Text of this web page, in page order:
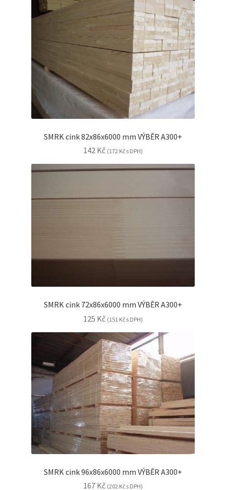
SMRK cink 82x86x6000 mm VÝBĚR A300+
142 Kč (172 Kč s DPH)
SMRK cink 72x86x6000 mm VÝBĚR A300+
125 Kč (151 Kč s DPH)
SMRK cink 96x86x6000 mm VÝBĚR A300+
167 Kč (202 Kč s DPH)